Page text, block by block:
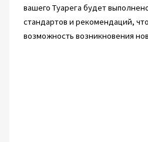
вашего Туарега будет
стандартов и рекомендаций,
возможность возникновения